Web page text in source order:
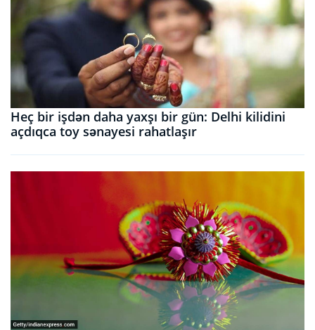
Heç bir işdən daha yaxşı bir gün: Delhi kilidini
açdıqca toy sənayesi rahatlaşır